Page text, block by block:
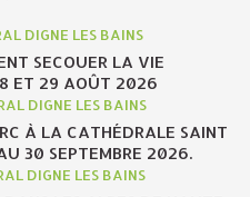
DIGNE LES BAINS
SECOUER LA VIE
ET 29 AOÛT 2026
DIGNE LES BAINS
À LA CATHÉDRALE SAINT
30 SEPTEMBRE 2026.
DIGNE LES BAINS